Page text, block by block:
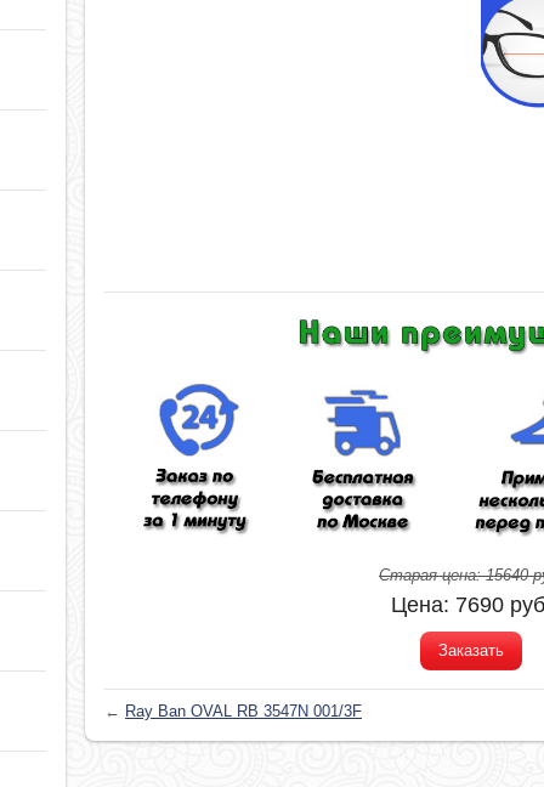
Старая цена:15640
Цена: 7690
Заказать
← Ray Ban OVAL RB 3547N 001/3F